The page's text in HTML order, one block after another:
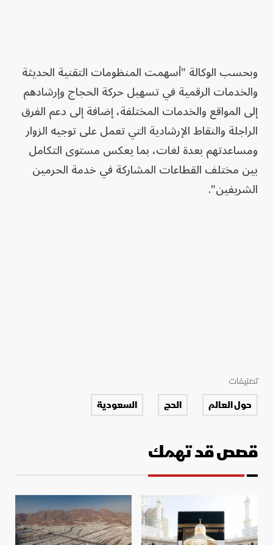
وبحسب الوكالة "أسهمت المنظومات التقنية الحديثة
والخدمات الرقمية في تسهيل حركة الحجاج وإرشادهم
إلى المواقع والخدمات المختلفة، إضافة إلى دعم الفرق
الراجلة والنقاط الإرشادية التي تعمل على توجيه الزوار
ومساعدتهم بعدة لغات، بما يعكس مستوى التكامل
بين مختلف القطاعات المشاركة في خدمة الحرمين
الشريفين".
تصنيفات
حول العالم الحج السعودية
قصص قد تهمك